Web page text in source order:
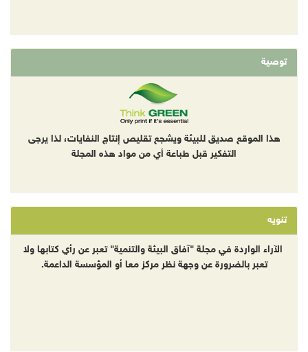
توصية
هذا الموقع صديق للبيئة ويشجع تقليص إنتاج النفايات، لذا يرجى
التفكير قبل طباعة أي من مواد هذه المجلة
تنويه
الآراء الواردة في مجلة "آفاق البيئة والتنمية" تعبر عن رأي كتابها ولا
تعبر بالضرورة عن وجهة نظر مركز معا أو المؤسسة الداعمة.